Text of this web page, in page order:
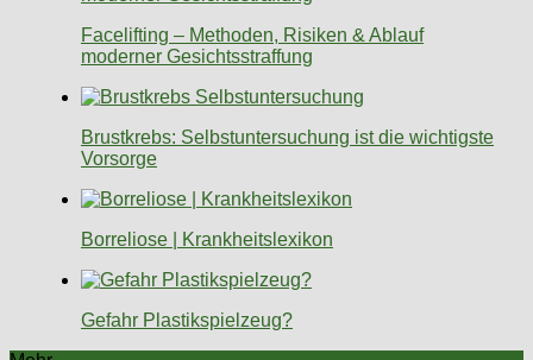
Facelifting – Methoden, Risiken & Ablauf
moderner Gesichtsstraffung
Brustkrebs: Selbstuntersuchung ist die wichtigste
Vorsorge
Borreliose | Krankheitslexikon
Gefahr Plastikspielzeug?